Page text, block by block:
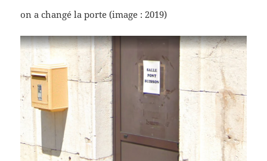
on a changé la porte (image : 2019)